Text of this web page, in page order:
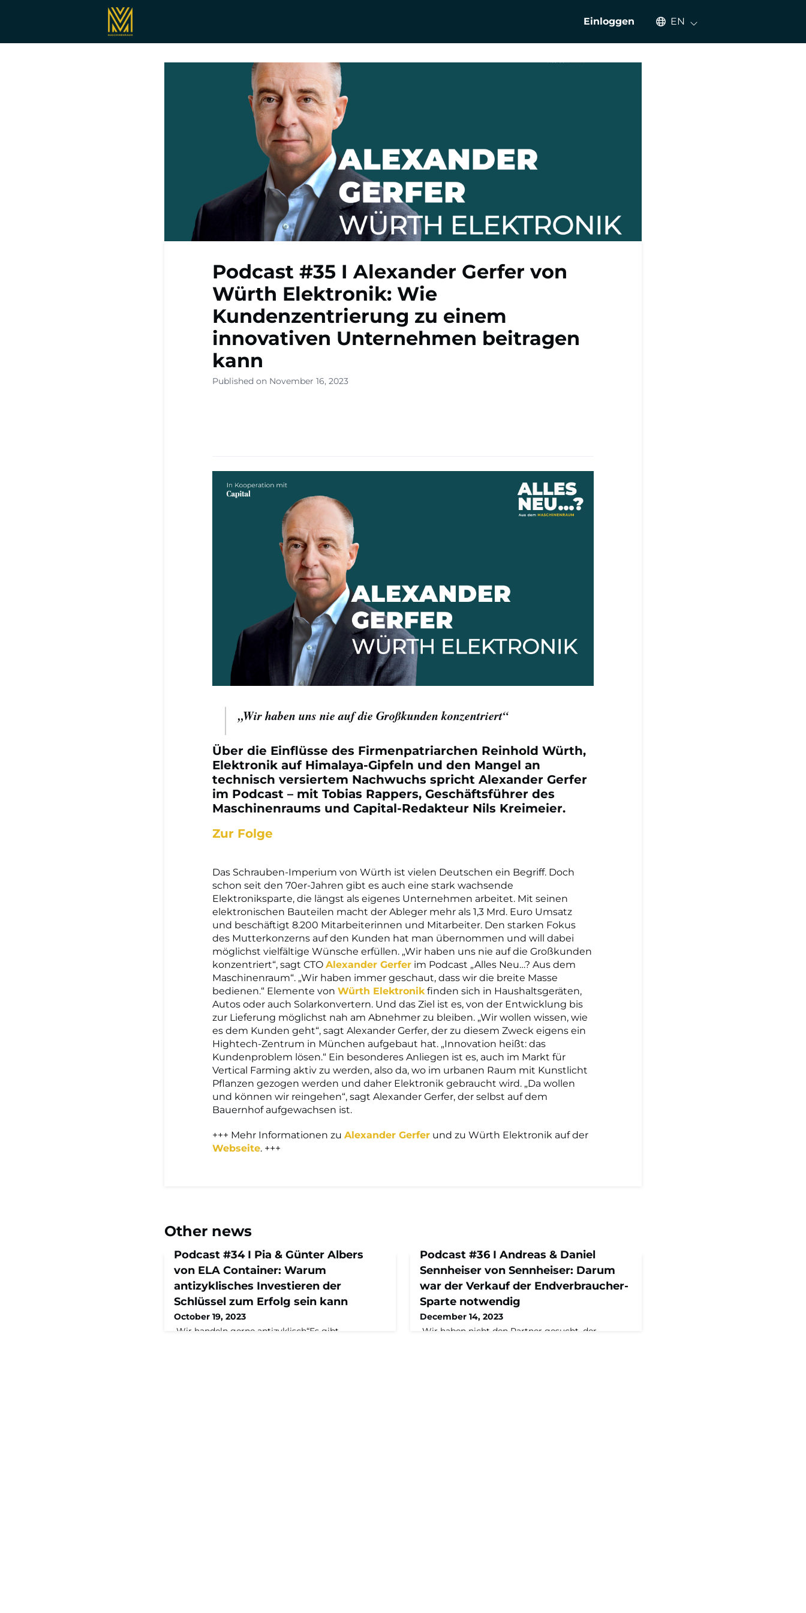
Einloggen Select an available language
EN
Podcast #35 I Alexander Gerfer von
Würth Elektronik: Wie
Kundenzentrierung zu einem
innovativen Unternehmen beitragen
kann
Published on November 16, 2023
„Wir haben uns nie auf die Großkunden konzentriert“
Über die Einflüsse des Firmenpatriarchen Reinhold Würth,
Elektronik auf Himalaya-Gipfeln und den Mangel an
technisch versiertem Nachwuchs spricht Alexander Gerfer
im Podcast – mit Tobias Rappers, Geschäftsführer des
Maschinenraums und Capital-Redakteur Nils Kreimeier.
Zur Folge
Das Schrauben-Imperium von Würth ist vielen Deutschen ein Begriff. Doch
schon seit den 70er-Jahren gibt es auch eine stark wachsende
Elektroniksparte, die längst als eigenes Unternehmen arbeitet. Mit seinen
elektronischen Bauteilen macht der Ableger mehr als 1,3 Mrd. Euro Umsatz
und beschäftigt 8.200 Mitarbeiterinnen und Mitarbeiter. Den starken Fokus
des Mutterkonzerns auf den Kunden hat man übernommen und will dabei
möglichst vielfältige Wünsche erfüllen. „Wir haben uns nie auf die Großkunden
konzentriert“, sagt CTO Alexander Gerfer im Podcast „Alles Neu…? Aus dem
Maschinenraum“. „Wir haben immer geschaut, dass wir die breite Masse
bedienen.“ Elemente von Würth Elektronikfinden sich in Haushaltsgeräten,
Autos oder auch Solarkonvertern. Und das Ziel ist es, von der Entwicklung bis
zur Lieferung möglichst nah am Abnehmer zu bleiben. „Wir wollen wissen, wie
es dem Kunden geht“, sagt Alexander Gerfer, der zu diesem Zweck eigens ein
Hightech-Zentrum in München aufgebaut hat. „Innovation heißt: das
Kundenproblem lösen.“ Ein besonderes Anliegen ist es, auch im Markt für
Vertical Farming aktiv zu werden, also da, wo im urbanen Raum mit Kunstlicht
Pflanzen gezogen werden und daher Elektronik gebraucht wird. „Da wollen
und können wir reingehen“, sagt Alexander Gerfer, der selbst auf dem
Bauernhof aufgewachsen ist.
+++ Mehr Informationen zu Alexander Gerfer und zu Würth Elektronik auf der
Webseite. +++
Other news
Podcast #34 I Pia & Günter Albers
von ELA Container: Warum
antizyklisches Investieren der
Schlüssel zum Erfolg sein kann
October 19, 2023
„Wir handeln gerne antizyklisch“Es gibt
Podcast #36 I Andreas & Daniel
Sennheiser von Sennheiser: Darum
war der Verkauf der Endverbraucher-
Sparte notwendig
December 14, 2023
„Wir haben nicht den Partner gesucht, der